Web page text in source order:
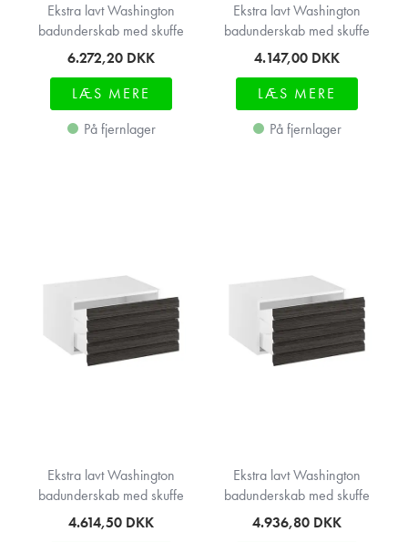
Ekstra lavt Washington
badunderskab med skuffe
6.272,20 DKK
LÆS MERE
På fjernlager
Ekstra lavt Washington
badunderskab med skuffe
4.147,00 DKK
LÆS MERE
På fjernlager
Ekstra lavt Washington
badunderskab med skuffe
4.614,50 DKK
Ekstra lavt Washington
badunderskab med skuffe
4.936,80 DKK